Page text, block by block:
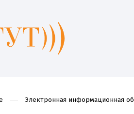
Электронная информационная